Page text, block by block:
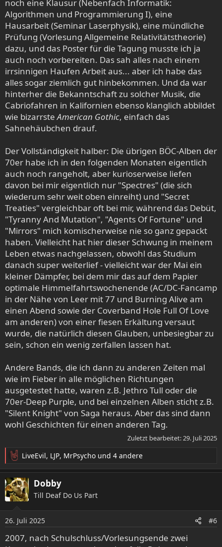
noch eine Klausur (Nebenfach Informatik:
Algorithmen und Programmierung I), eine
Hausarbeit (Seminar Laserphysik), eine mündliche
Prüfung (Vorlesung Allgemeine Relativitätstheorie)
dazu, und das Poster für die Tagung musste ich ja
auch noch vorbereiten. Das sah alles nach einem
irrsinnigen Haufen Arbeit aus... aber ich habe das
alles sogar ziemlich gut hinbekommen. Und da war
hinterher die Bekanntschaft zu solcher Musik, die
Cabriofahren in Kalifornien ebenso klanglich abbildet
wie bizarrsteAmerican Gothic, einfach das
Sahnehäubchen drauf.
Der Vollständigkeit halber: Die übrigen BÖC-Alben der
70er habe ich in den folgenden Monaten eigentlich
auch noch rangeholt, aber kurioserweise liefen
davon bei mir eigentlich nur "Spectres" (die sich
wiederum sehr weit oben einreiht) und "Secret
Treaties" vergleichbar oft bei mir, während das Debüt,
"Tyranny And Mutation", "Agents Of Fortune" und
"Mirrors" mich komischerweise nie so ganz gepackt
haben. Vielleicht hat hier dieser Schwung in meinem
Leben etwas nachgelassen, obwohl das Studium
danach super weiterlief - vielleicht war der Mai ein
kleiner Dämpfer, bei dem mir das auf dem Papier
optimale Himmelfahrtswochenende (AC/DC-Fancamp
in der Nähe von Leer mit 77 und Burning Alive am
einen Abend sowie der Coverband Hole Full Of Love
am anderen) von einer fiesen Erkältung versaut
wurde, die natürlich diesen Glauben, unbesiegbar zu
sein, schon ein wenig zerfallen lassen hat.
Andere Bands, die ich dann zu anderen Zeiten mal
wie im Fieber in alle möglichen Richtungen
ausgetestet hatte, waren z.B. Jethro Tull oder die
70er-Deep Purple, und bei einzelnen Alben sticht z.B.
"Silent Knight" von Saga heraus. Aber das sind dann
wohl Geschichten für einen anderen Tag.
Zuletzt bearbeitet: 29. Juli 2025
R
e
a
k
t
n
e
n
LiveEvil, LJP, MrPsycho und 4 andere
Dobby
Till Deaf Do Us Part
26. Juli 2025 #6
2007, nach Schulschluss/Vorlesungsende zwei